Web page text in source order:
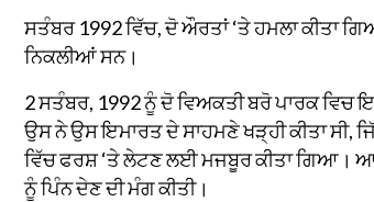
ਸਤੰਬਰ 1992 ਵਿੱਚ, ਦੋ ਔਰਤਾਂ ‘ਤੇ ਹਮਲਾ ਕੀਤਾ
ਨਿਕਲੀਆਂ ਸਨ।
2 ਸਤੰਬਰ, 1992 ਨੂੰ ਦੋ ਵਿਅਕਤੀ ਬਰੋ ਪਾਰਕ ਵਿਚ
ਉਸ ਨੇ ਉਸ ਇਮਾਰਤ ਦੇ ਸਾਹਮਣੇ ਖੜ੍ਹੀ ਕੀਤਾ ਸੀ,
ਵਿੱਚ ਫਰਸ਼ ‘ਤੇ ਲੇਟਣ ਲਈ ਮਜਬੂਰ ਕੀਤਾ ਗਿਆ।
ਨੂੰ ਪਿੰਨ ਦੇਣ ਦੀ ਮੰਗ ਕੀਤੀ।